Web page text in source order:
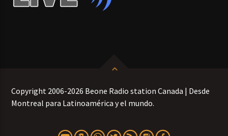
Copyright 2006-2026 Beone Radio station Canada | Desde
Montreal para Latinoamérica y el mundo.